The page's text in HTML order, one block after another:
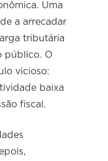
Uma
a arrecadar
tributária
público. O
vicioso:
baixa
fiscal.